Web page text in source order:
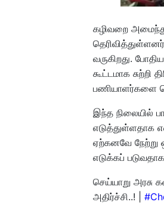
கழிவறை
வருகிறது.
கூட்டமாக சுற்றி
பணியாளர்களை
இந்த நிலையில்
எடுத்துள்ளதாக
ஏற்கனவே நேற்று
எடுக்கப்
செய்யாறு அரசு
அதிர்ச்சி..! |